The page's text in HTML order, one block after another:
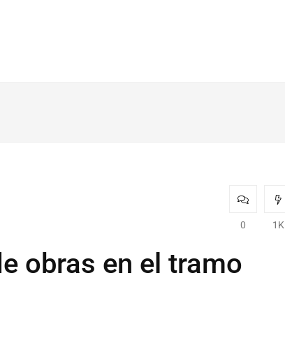
0 1K
obras en el tramo